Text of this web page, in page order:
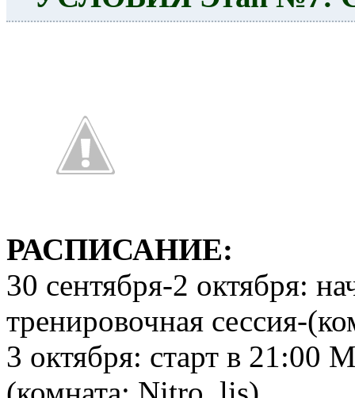
РАСПИСАНИЕ:
30 сентября-2 октября:
тренировочная сессия-
3 октября: старт в 21:00